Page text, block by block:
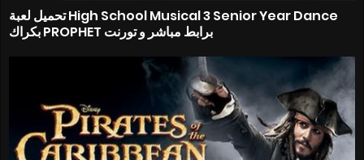
تحميل لعبة High School Musical 3 Senior Year Dance
بكراك PROPHET برابط مباشر و تورنت